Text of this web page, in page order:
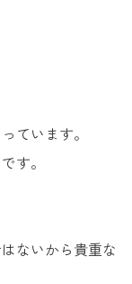
ています。
す。
ないから貴重な